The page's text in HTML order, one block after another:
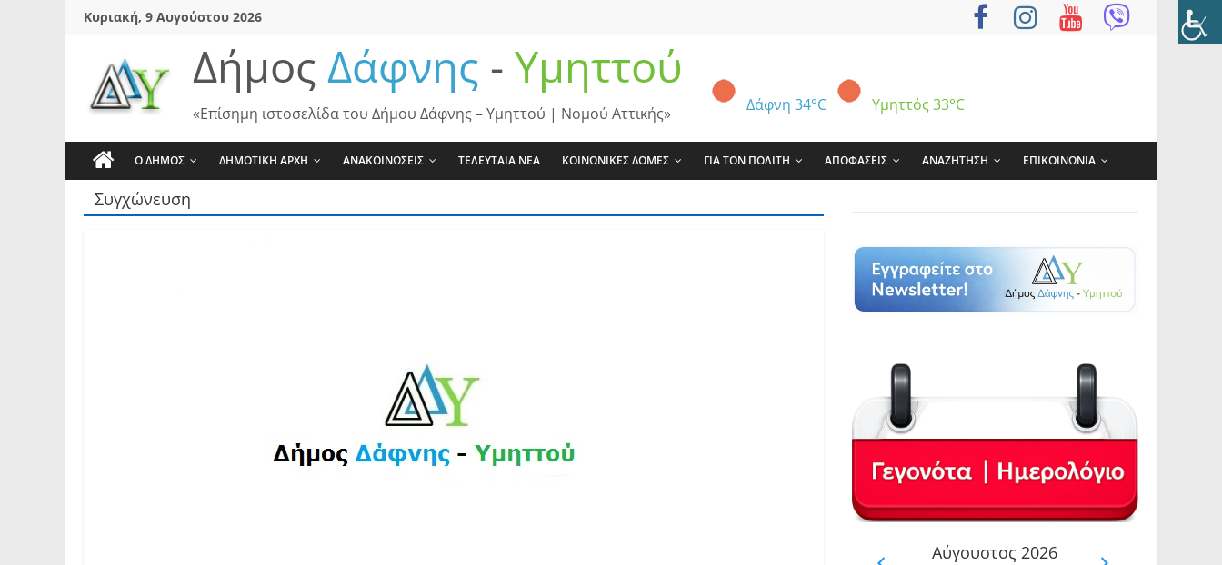
SkipΚυριακή, 9 Αυγούστου 2026
Δήμος Δάφνης - Υμηττού
Δάφνη 34°C Υμηττός 33°C
«Επίσημη ιστοσελίδα του Δήμου Δάφνης – Υμηττού | Νομού Αττικής»
Ο ΔΗΜΟΣ ΔΗΜΟΤΙΚΗ ΑΡΧΗ ΑΝΑΚΟΙΝΩΣΕΙΣ ΤΕΛΕΥΤΑΙΑ ΝΕΑ ΚΟΙΝΩΝΙΚΕΣ ΔΟΜΕΣ ΓΙΑ ΤΟΝ ΠΟΛΙΤΗ ΑΠΟΦΑΣΕΙΣ ΑΝΑΖΗΤΗΣΗ ΕΠΙΚΟΙΝΩΝΙΑ
Συγχώνευση
Αύγουστος 2026